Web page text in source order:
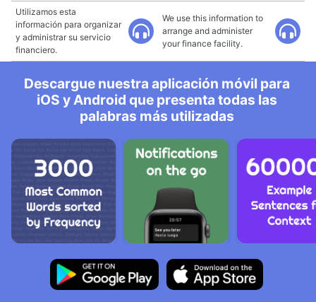
Utilizamos esta
información para organizar
y administrar su servicio
financiero.
We use this information to
arrange and administer
your finance facility.
Descargue nuestra aplicación móvil para
iOS y Android que presenta todas las
palabras más utilizadas